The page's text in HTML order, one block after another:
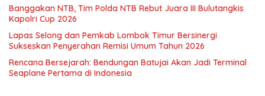
Banggakan NTB, Tim Polda NTB Rebut Juara III Bulutangkis
Kapolri Cup 2026
Lapas Selong dan Pemkab Lombok Timur Bersinergi
Sukseskan Penyerahan Remisi Umum Tahun 2026
Rencana Bersejarah: Bendungan Batujai Akan Jadi Terminal
Seaplane Pertama di Indonesia